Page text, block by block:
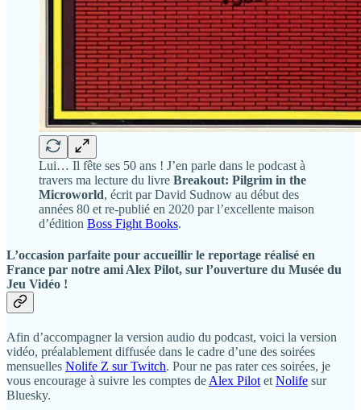
Lui… Il fête ses 50 ans ! J’en parle dans le podcast à
travers ma lecture du livre Breakout: Pilgrim in the
Microworld, écrit par David Sudnow au début des
années 80 et re-publié en 2020 par l’excellente maison
d’édition Boss Fight Books.
L’occasion parfaite pour accueillir le reportage réalisé en
France par notre ami Alex Pilot, sur l’ouverture du Musée du
Jeu Vidéo !
Afin d’accompagner la version audio du podcast, voici la version
vidéo, préalablement diffusée dans le cadre d’une des soirées
mensuelles Nolife Z sur Twitch. Pour ne pas rater ces soirées, je
vous encourage à suivre les comptes de Alex Pilot et Nolife sur
Bluesky.